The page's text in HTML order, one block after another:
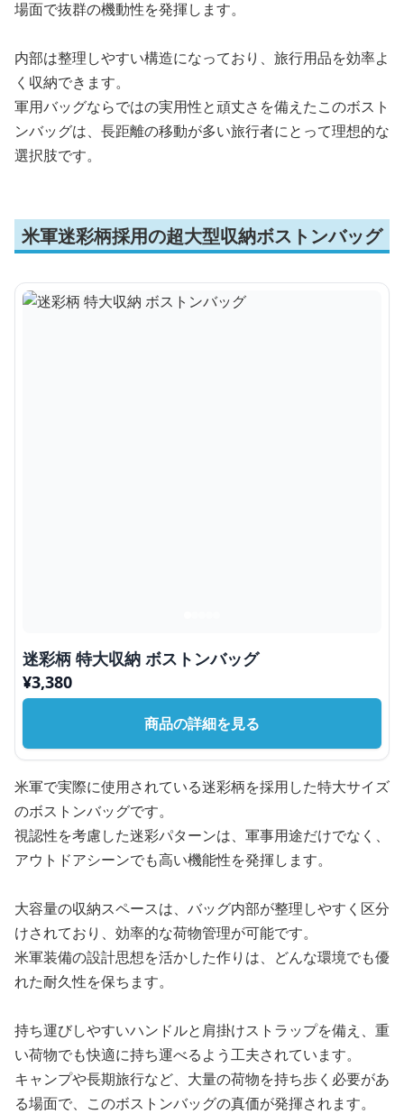
場面で抜群の機動性を発揮します。
内部は整理しやすい構造になっており、旅行用品を効率よ
く収納できます。
軍用バッグならではの実用性と頑丈さを備えたこのボスト
ンバッグは、長距離の移動が多い旅行者にとって理想的な
選択肢です。
米軍迷彩柄採用の超大型収納ボストンバッグ
迷彩柄 特大収納 ボストンバッグ
¥3,380
商品の詳細を見る
米軍で実際に使用されている迷彩柄を採用した特大サイズ
のボストンバッグです。
視認性を考慮した迷彩パターンは、軍事用途だけでなく、
アウトドアシーンでも高い機能性を発揮します。
大容量の収納スペースは、バッグ内部が整理しやすく区分
けされており、効率的な荷物管理が可能です。
米軍装備の設計思想を活かした作りは、どんな環境でも優
れた耐久性を保ちます。
持ち運びしやすいハンドルと肩掛けストラップを備え、重
い荷物でも快適に持ち運べるよう工夫されています。
キャンプや長期旅行など、大量の荷物を持ち歩く必要があ
る場面で、このボストンバッグの真価が発揮されます。